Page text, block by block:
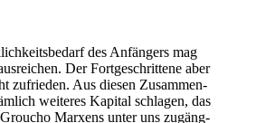
des Anfän­gers mag
Der Fort­ge­schrit­te­ne aber
zufrie­den. Aus die­sen Zusam­men­
wei­te­res Kapi­tal schla­gen, das
Mar­xens unter uns zugäng­